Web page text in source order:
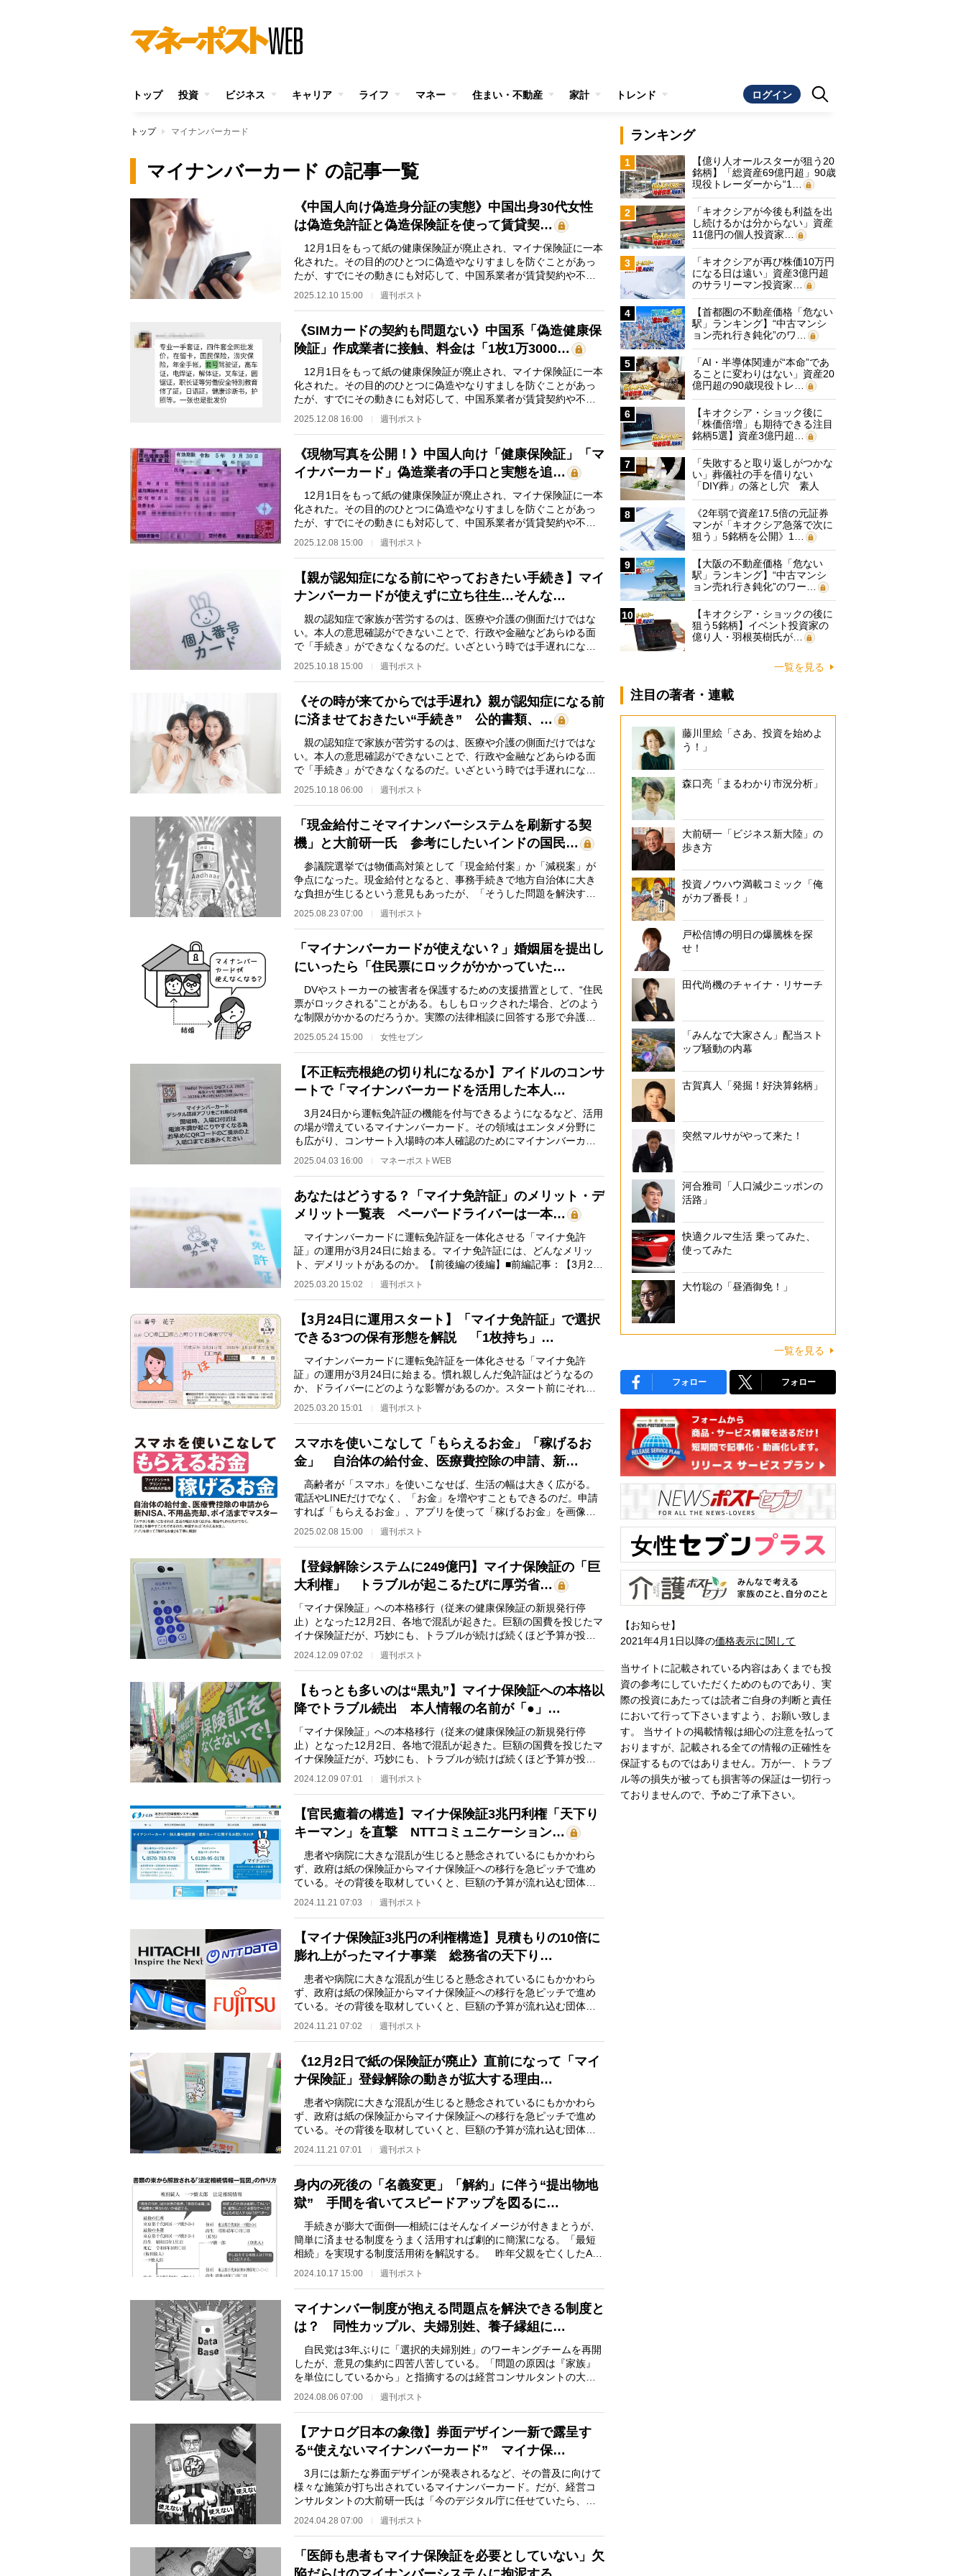
トップ 投資 ビジネス キャリア ライフ マネー 住まい・不動産 家計 トレンド ログイン
トップ マイナンバーカード
マイナンバーカード の記事一覧
《中国人向け偽造身分証の実態》中国出身30代女性
は偽造免許証と偽造保険証を使って賃貸契…
12月1日をもって紙の健康保険証が廃止され、マイナ保険証に一本
化された。その目的のひとつに偽造やなりすましを防ぐことがあっ
たが、すでにその動きにも対応して、中国系業者が賃貸契約や不法
就労に使える保険証…
2025.12.10 15:00 週刊ポスト
《SIMカードの契約も問題ない》中国系「偽造健康保
険証」作成業者に接触、料金は「1枚1万3000…
12月1日をもって紙の健康保険証が廃止され、マイナ保険証に一本
化された。その目的のひとつに偽造やなりすましを防ぐことがあっ
たが、すでにその動きにも対応して、中国系業者が賃貸契約や不法
就労に使える保険証…
2025.12.08 16:00 週刊ポスト
《現物写真を公開！》中国人向け「健康保険証」「マ
イナバーカード」偽造業者の手口と実態を追…
12月1日をもって紙の健康保険証が廃止され、マイナ保険証に一本
化された。その目的のひとつに偽造やなりすましを防ぐことがあっ
たが、すでにその動きにも対応して、中国系業者が賃貸契約や不法
就労に使える保険証…
2025.12.08 15:00 週刊ポスト
【親が認知症になる前にやっておきたい手続き】マイ
ナンバーカードが使えずに立ち往生…そんな…
親の認知症で家族が苦労するのは、医療や介護の側面だけではな
い。本人の意思確認ができないことで、行政や金融などあらゆる面
で「手続き」ができなくなるのだ。いざという時では手遅れにな
る、事前に済ませてお…
2025.10.18 15:00 週刊ポスト
《その時が来てからでは手遅れ》親が認知症になる前
に済ませておきたい“手続き” 公的書類、…
親の認知症で家族が苦労するのは、医療や介護の側面だけではな
い。本人の意思確認ができないことで、行政や金融などあらゆる面
で「手続き」ができなくなるのだ。いざという時では手遅れにな
る、事前に済ませてお…
2025.10.18 06:00 週刊ポスト
「現金給付こそマイナンバーシステムを刷新する契
機」と大前研一氏 参考にしたいインドの国民…
参議院選挙では物価高対策として「現金給付案」か「減税案」が
争点になった。現金給付となると、事務手続きで地方自治体に大き
な負担が生じるという意見もあったが、「そうした問題を解決する
にはマイナンバーシ…
2025.08.23 07:00 週刊ポスト
「マイナンバーカードが使えない？」婚姻届を提出し
にいったら「住民票にロックがかかっていた…
DVやストーカーの被害者を保護するための支援措置として、“住民
票がロックされる”ことがある。もしもロックされた場合、どのよう
な制限がかかるのだろうか。実際の法律相談に回答する形で弁護士
の竹下正己氏が解…
2025.05.24 15:00 女性セブン
【不正転売根絶の切り札になるか】アイドルのコンサ
ートで「マイナンバーカードを活用した本人…
3月24日から運転免許証の機能を付与できるようになるなど、活用
の場が増えているマイナンバーカード。その領域はエンタメ分野に
も広がり、コンサート入場時の本人確認のためにマイナンバーカー
2025.04.03 16:00 マネーポストWEB
あなたはどうする？「マイナ免許証」のメリット・デ
メリット一覧表 ペーパードライバーは一本…
マイナンバーカードに運転免許証を一体化させる「マイナ免許
証」の運用が3月24日に始まる。マイナ免許証には、どんなメリッ
ト、デメリットがあるのか。【前後編の後編】■前編記事：【3月24
日に運用スタート】「マ…
2025.03.20 15:02 週刊ポスト
【3月24日に運用スタート】「マイナ免許証」で選択
できる3つの保有形態を解説 「1枚持ち」…
マイナンバーカードに運転免許証を一体化させる「マイナ免許
証」の運用が3月24日に始まる。慣れ親しんだ免許証はどうなるの
か、ドライバーにどのような影響があるのか。スタート前にそれら
を知ったうえで判断する…
2025.03.20 15:01 週刊ポスト
スマホを使いこなして「もらえるお金」「稼げるお
金」 自治体の給付金、医療費控除の申請、新…
高齢者が「スマホ」を使いこなせば、生活の幅は大きく広がる。
電話やLINEだけでなく、「お金」を増やすこともできるのだ。申請
すれば「もらえるお金」、アプリを使って「稼げるお金」を画像で
解説する。スマホで…
2025.02.08 15:00 週刊ポスト
【登録解除システムに249億円】マイナ保険証の「巨
大利権」 トラブルが起こるたびに厚労省…
「マイナ保険証」への本格移行（従来の健康保険証の新規発行停
止）となった12月2日、各地で混乱が起きた。巨額の国費を投じたマ
イナ保険証だが、巧妙にも、トラブルが続けば続くほど予算が投入
される構図になってい…
2024.12.09 07:02 週刊ポスト
【もっとも多いのは“黒丸”】マイナ保険証への本格以
降でトラブル続出 本人情報の名前が「●」…
「マイナ保険証」への本格移行（従来の健康保険証の新規発行停
止）となった12月2日、各地で混乱が起きた。巨額の国費を投じたマ
イナ保険証だが、巧妙にも、トラブルが続けば続くほど予算が投入
される構図になってい…
2024.12.09 07:01 週刊ポスト
【官民癒着の構造】マイナ保険証3兆円利権「天下り
キーマン」を直撃 NTTコミュニケーション…
患者や病院に大きな混乱が生じると懸念されているにもかかわら
ず、政府は紙の保険証からマイナ保険証への移行を急ピッチで進め
ている。その背後を取材していくと、巨額の予算が流れ込む団体へ
の天下り、そして競…
2024.11.21 07:03 週刊ポスト
【マイナ保険証3兆円の利権構造】見積もりの10倍に
膨れ上がったマイナ事業 総務省の天下り…
患者や病院に大きな混乱が生じると懸念されているにもかかわら
ず、政府は紙の保険証からマイナ保険証への移行を急ピッチで進め
ている。その背後を取材していくと、巨額の予算が流れ込む団体へ
の天下り、そして競…
2024.11.21 07:02 週刊ポスト
《12月2日で紙の保険証が廃止》直前になって「マイ
ナ保険証」登録解除の動きが拡大する理由…
患者や病院に大きな混乱が生じると懸念されているにもかかわら
ず、政府は紙の保険証からマイナ保険証への移行を急ピッチで進め
ている。その背後を取材していくと、巨額の予算が流れ込む団体へ
の天下り、そして競…
2024.11.21 07:01 週刊ポスト
身内の死後の「名義変更」「解約」に伴う“提出物地
獄” 手間を省いてスピードアップを図るに…
手続きが膨大で面倒──相続にはそんなイメージが付きまとうが、
簡単に済ませる制度をうまく活用すれば劇的に簡潔になる。「最短
相続」を実現する制度活用術を解説する。 昨年父親を亡くしたAさ
ん（62）は、「名義…
2024.10.17 15:00 週刊ポスト
マイナンバー制度が抱える問題点を解決できる制度と
は？ 同性カップル、夫婦別姓、養子縁組に…
自民党は3年ぶりに「選択的夫婦別姓」のワーキングチームを再開
したが、意見の集約に四苦八苦している。「問題の原因は『家族』
を単位にしているから」と指摘するのは経営コンサルタントの大前
研一氏だ。大前氏は…
2024.08.06 07:00 週刊ポスト
【アナログ日本の象徴】券面デザイン一新で露呈す
る“使えないマイナンバーカード” マイナ保…
3月には新たな券面デザインが発表されるなど、その普及に向けて
様々な施策が打ち出されているマイナンバーカード。だが、経営コ
ンサルタントの大前研一氏は「今のデジタル庁に任せていたら、こ
の国は永遠にデジタ…
2024.04.28 07:00 週刊ポスト
「医師も患者もマイナ保険証を必要としていない」欠
ランキング
1
【億り人オールスターが狙う20
銘柄】「総資産69億円超」90歳
現役トレーダーから“1…
2
「キオクシアが今後も利益を出
し続けるかは分からない」資産
11億円の個人投資家…
3
「キオクシアが再び株価10万円
になる日は遠い」資産3億円超
のサラリーマン投資家…
4
【首都圏の不動産価格「危ない
駅」ランキング】“中古マンシ
ョン売れ行き鈍化”のワ…
5
「AI・半導体関連が“本命”であ
ることに変わりはない」資産20
億円超の90歳現役トレ…
6
【キオクシア・ショック後に
「株価倍増」も期待できる注目
銘柄5選】資産3億円超…
7
「失敗すると取り返しがつかな
い」葬儀社の手を借りない
「DIY葬」の落とし穴 素人
に…
8
《2年弱で資産17.5倍の元証券
マンが「キオクシア急落で次に
狙う」5銘柄を公開》1…
9
【大阪の不動産価格「危ない
駅」ランキング】“中古マンシ
ョン売れ行き鈍化”のワー…
10
【キオクシア・ショックの後に
狙う5銘柄】イベント投資家の
億り人・羽根英樹氏が…
一覧を見る
注目の著者・連載
藤川里絵「さあ、投資を始めよ
う！」
森口亮「まるわかり市況分析」
大前研一「ビジネス新大陸」の
歩き方
投資ノウハウ満載コミック「俺
がカブ番長！」
戸松信博の明日の爆騰株を探
せ！
田代尚機のチャイナ・リサーチ
「みんなで大家さん」配当スト
ップ騒動の内幕
古賀真人「発掘！好決算銘柄」
突然マルサがやって来た！
河合雅司「人口減少ニッポンの
活路」
快適クルマ生活 乗ってみた、
使ってみた
大竹聡の「昼酒御免！」
一覧を見る
フォロー フォロー
【お知らせ】
2021年4月1日以降の価格表示に関して
当サイトに記載されている内容はあくまでも投
資の参考にしていただくためのものであり、実
際の投資にあたっては読者ご自身の判断と責任
において行って下さいますよう、お願い致しま
す。 当サイトの掲載情報は細心の注意を払って
おりますが、記載される全ての情報の正確性を
保証するものではありません。万が一、トラブ
ル等の損失が被っても損害等の保証は一切行っ
ておりませんので、予めご了承下さい。